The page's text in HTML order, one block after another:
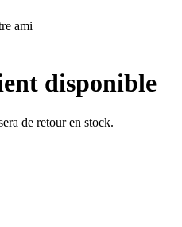
ami
disponible
de retour en stock.